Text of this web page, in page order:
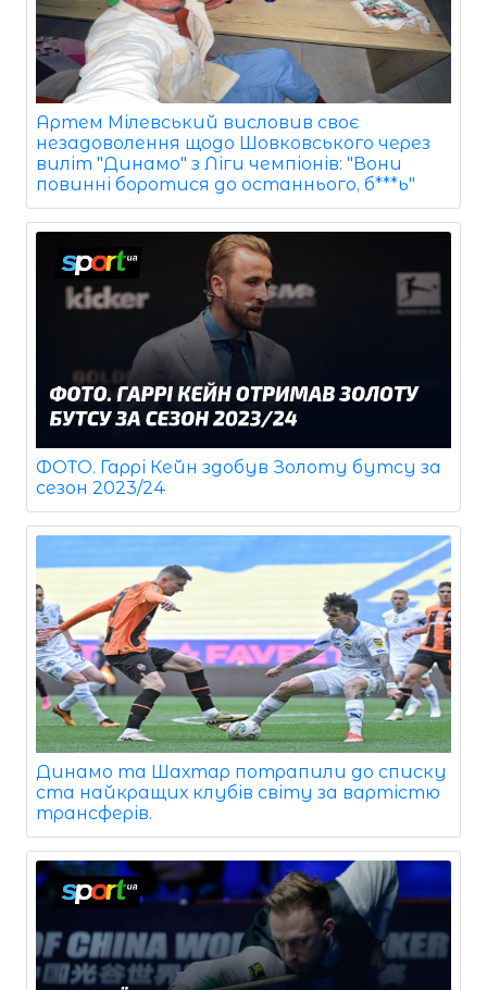
Артем Мілевський висловив своє
незадоволення щодо Шовковського через
виліт "Динамо" з Ліги чемпіонів: "Вони
повинні боротися до останнього, б***ь"
ФОТО. Гаррі Кейн здобув Золоту бутсу за
сезон 2023/24
Динамо та Шахтар потрапили до списку
ста найкращих клубів світу за вартістю
трансферів.